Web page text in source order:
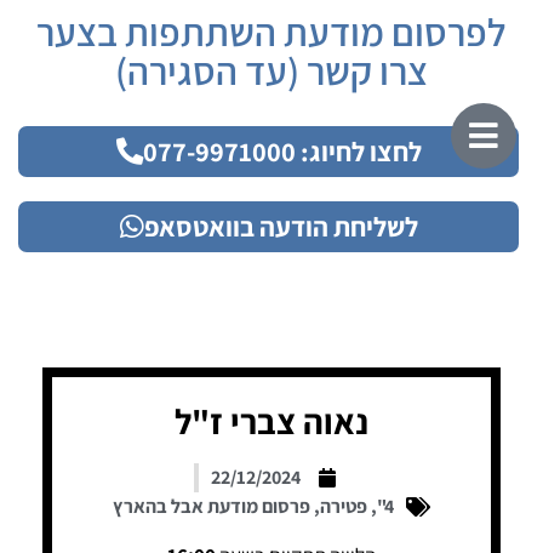
לפרסום מודעת השתתפות בצער
צרו קשר (עד הסגירה)
לחצו לחיוג: 077-9971000
לשליחת הודעה בוואטסאפ
נאוה צברי ז"ל
22/12/2024
4"
,פטירה,פרסום מודעת אבל בהארץ